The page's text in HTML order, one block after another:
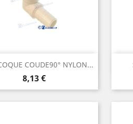
COUDE90° NYLON...
Prix
8,13 €
Aperçu rapide